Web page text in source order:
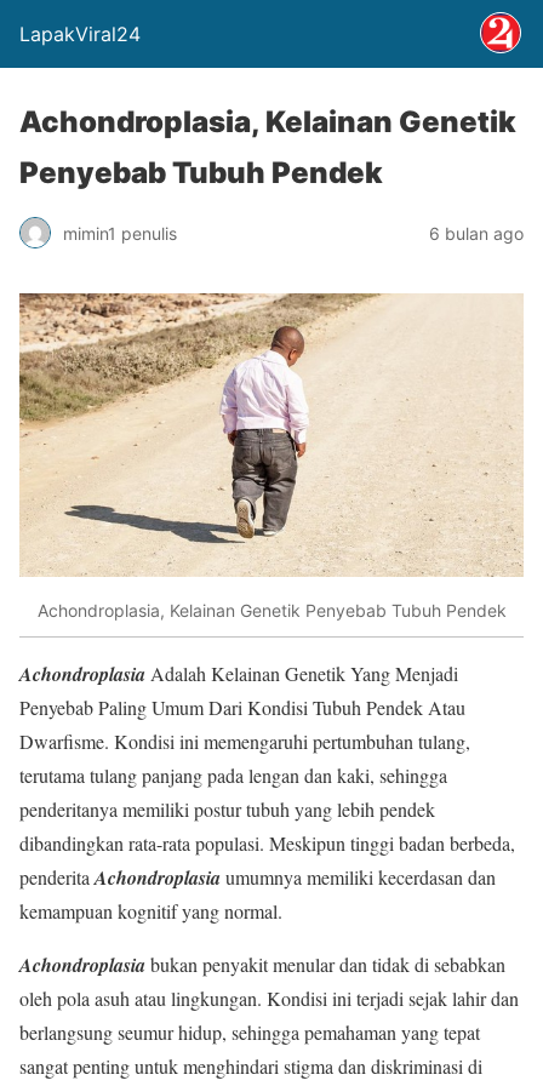
LapakViral24
Achondroplasia, Kelainan Genetik
Penyebab Tubuh Pendek
mimin1 penulis 6 bulan ago
Achondroplasia, Kelainan Genetik Penyebab Tubuh Pendek
Achondroplasia Adalah Kelainan Genetik Yang Menjadi
Penyebab Paling Umum Dari Kondisi Tubuh Pendek Atau
Dwarfisme. Kondisi ini memengaruhi pertumbuhan tulang,
terutama tulang panjang pada lengan dan kaki, sehingga
penderitanya memiliki postur tubuh yang lebih pendek
dibandingkan rata-rata populasi. Meskipun tinggi badan berbeda,
penderita Achondroplasiaumumnya memiliki kecerdasan dan
kemampuan kognitif yang normal.
Achondroplasiabukan penyakit menular dan tidak di sebabkan
oleh pola asuh atau lingkungan. Kondisi ini terjadi sejak lahir dan
berlangsung seumur hidup, sehingga pemahaman yang tepat
sangat penting untuk menghindari stigma dan diskriminasi di